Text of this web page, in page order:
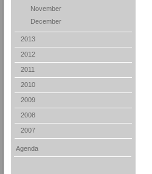
November
December
2013
2012
2011
2010
2009
2008
2007
Agenda